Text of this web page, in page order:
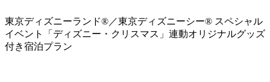
東京ディズニーランド®／東京ディズニーシー® スペシャル
イベント「ディズニー・クリスマス」連動オリジナルグッズ
付き宿泊プラン